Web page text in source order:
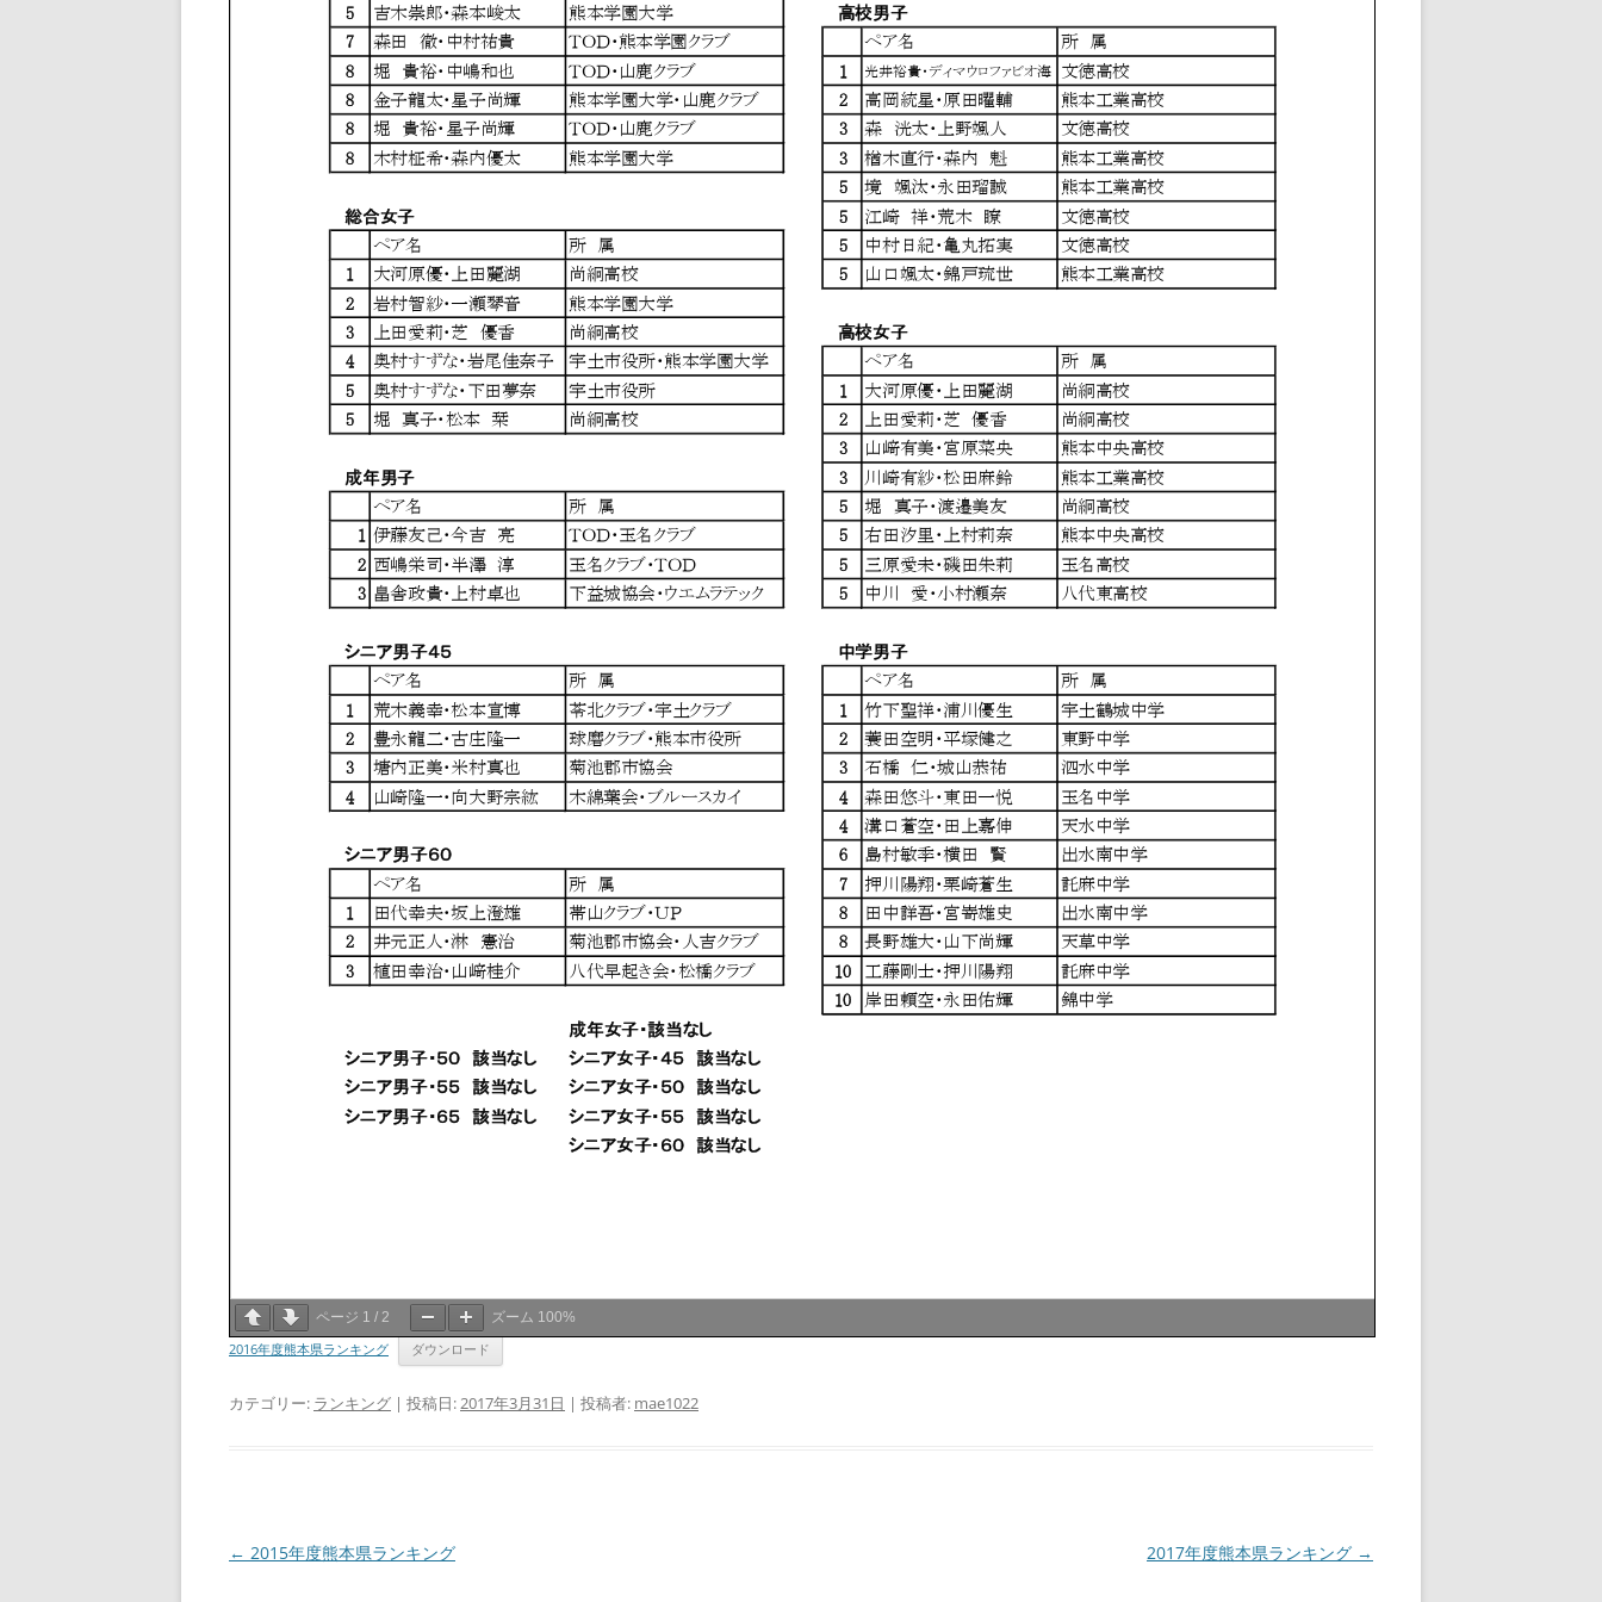
ページ 1 / 2 ズーム 100%
2016年度熊本県ランキング ダウンロード
カテゴリー: ランキング | 投稿日:2017年3月31日 | 投稿者: mae1022
投
← 2015年度熊本県ランキング 2017年度熊本県ランキング →